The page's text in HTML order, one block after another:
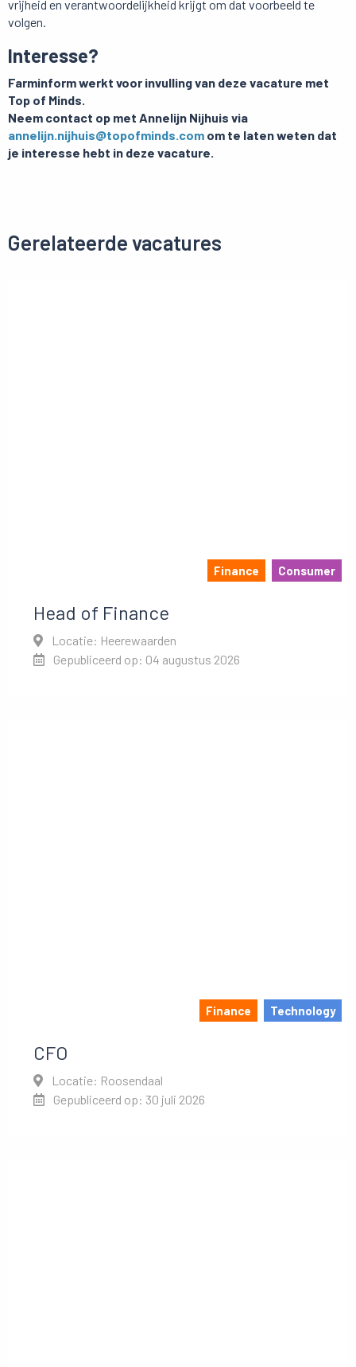
vrijheid en verantwoordelijkheid krijgt om dat voorbeeld te
volgen
Interesse?
Farminform werkt voor invulling van deze vacature met
Top of Minds.
Neem contact op met Annelijn Nijhuis via
annelijn.nijhuis@topofminds.com om te laten weten dat
je interesse hebt in deze vacature.
Gerelateerde vacatures
Finance Consumer
Head of Finance
Locatie: Heerewaarden
Gepubliceerd op: 04 augustus 2026
Finance Technology
CFO
Locatie: Roosendaal
Gepubliceerd op: 30 juli 2026